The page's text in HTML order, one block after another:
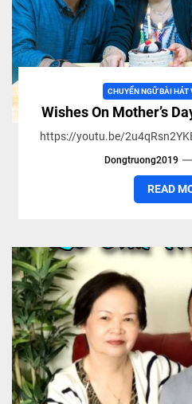
CHUYỂN NGỮ BÀI HÁT
Wishes On Mother’s
https://youtu.be/
Dongtruong2019
READ